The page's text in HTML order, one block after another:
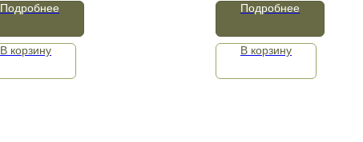
Подробнее
В корзину
Подробнее
В корзину